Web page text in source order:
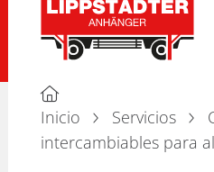
Inicio Servicios
intercambiables para